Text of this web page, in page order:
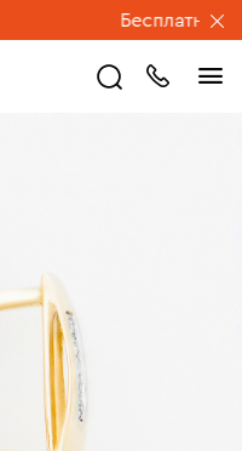
Бесплатная